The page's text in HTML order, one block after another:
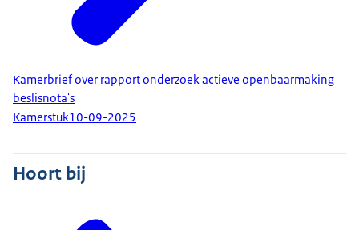
Kamerbrief over rapport onderzoek actieve openbaarmaking
beslisnota's
Kamerstuk10-09-2025
Hoort bij